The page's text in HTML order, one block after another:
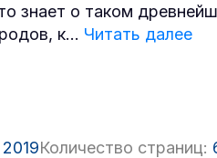
знает о таком
к... Читать далее
2019Количество страниц: